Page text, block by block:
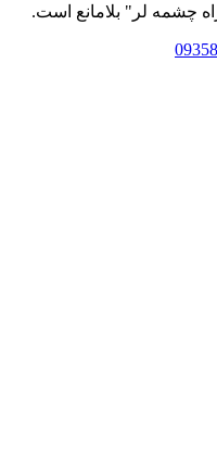
چشمه لر" بلامانع است.